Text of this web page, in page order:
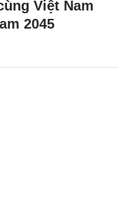
Việt Nam
2045